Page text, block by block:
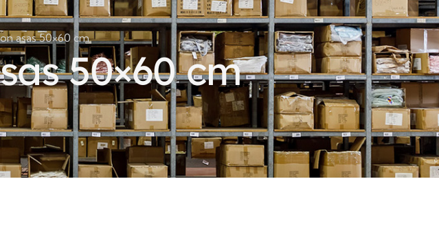
asas 50×60 cm
50×60 cm